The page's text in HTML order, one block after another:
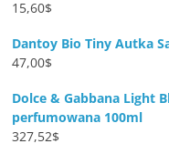
15,60$
Dantoy Bio Tiny Autka
47,00$
Dolce & Gabbana Light
perfumowana 100ml
327,52$